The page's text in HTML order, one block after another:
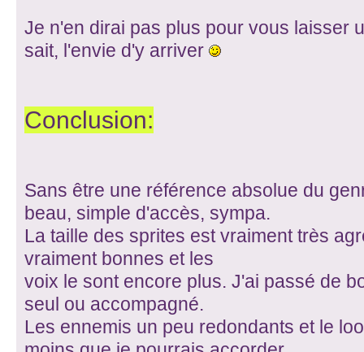
Je n'en dirai pas plus pour vous laisser
sait, l'envie d'y arriver
Conclusion:
Sans être une référence absolue du
beau, simple d'accès, sympa.
La taille des sprites est vraiment très
vraiment bonnes et les
voix le sont encore plus. J'ai passé de
seul ou accompagné.
Les ennemis un peu redondants et le